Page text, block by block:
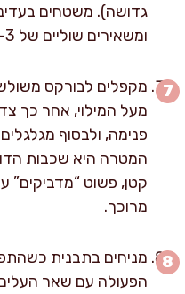
גדושה). משטחים
ומשאירים שוליים של 3–4 ס"מ מכל צד.
מקפלים לבורקס
מעל המילוי, אחר כך
פנימה, ולבסוף
המטרה היא שכבות
קטן, פשוט “מדביקים”
מרוכך.
מניחים בתבנית
הפעולה עם שאר